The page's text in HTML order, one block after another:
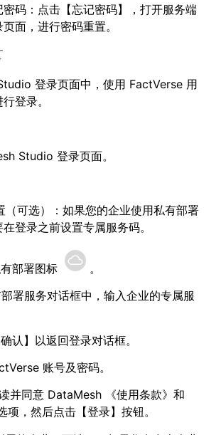
密码：点击【忘记密码】，打开服务端
面，进行密码重置。
登录页面中，使用 FactVerse 用
登录。
Studio 登录页面。
（可选）：如果您的企业使用私有部署
登录之前设置专属服务码。
部署图标
。
署服务对话框中，输入企业的专属服
认】以返回登录对话框。
账号及密码。
并同意 DataMesh 《使用条款》和
项，然后点击【登录】按钮。